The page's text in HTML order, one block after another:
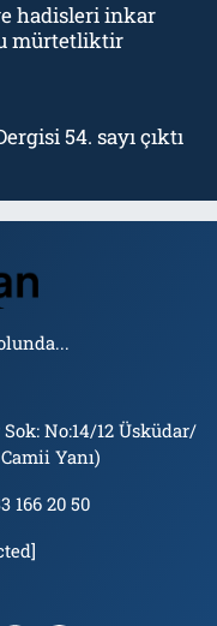
hadisleri inkar
mürtetliktir
54. sayı çıktı
No:14/12 Üsküdar/
Yanı)
166 20 50